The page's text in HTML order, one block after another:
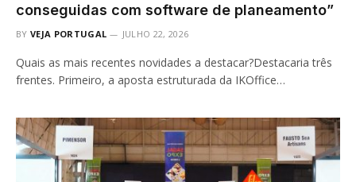
conseguidas com software de planeamento”
BY VEJA PORTUGAL JULHO 22, 2026
Quais as mais recentes novidades a destacar?Destacaria três
frentes. Primeiro, a aposta estruturada da IKOffice…